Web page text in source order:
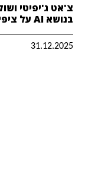
צ'אט ג'יפיטי
בנושא AI על ציפיות השכר של סטודנטים
31.12.2025